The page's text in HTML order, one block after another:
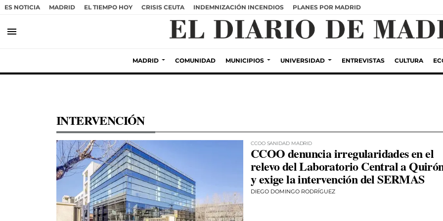
ES NOTICIA MADRID EL TIEMPO HOY CRISIS CEUTA INDEMNIZACIÓN INCENDIOS PLANES POR MADRID
menu
MADRID COMUNIDAD MUNICIPIOS UNIVERSIDAD ENTREVISTAS CULTURA
INTERVENCIÓN
CCOO SANIDAD MADRID
CCOO denuncia irregularidades en el
relevo del Laboratorio Central a
y exige la intervención del SERMAS
DIEGO DOMINGO RODRÍGUEZ